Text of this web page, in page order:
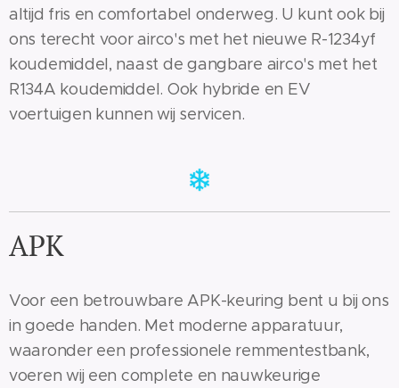
altijd fris en comfortabel onderweg. U kunt ook bij
ons terecht voor airco's met het nieuwe R-1234yf
koudemiddel, naast de gangbare airco's met het
R134A koudemiddel. Ook hybride en EV
voertuigen kunnen wij servicen.
APK
Voor een betrouwbare APK-keuring bent u bij ons
in goede handen. Met moderne apparatuur,
waaronder een professionele remmentestbank,
voeren wij een complete en nauwkeurige